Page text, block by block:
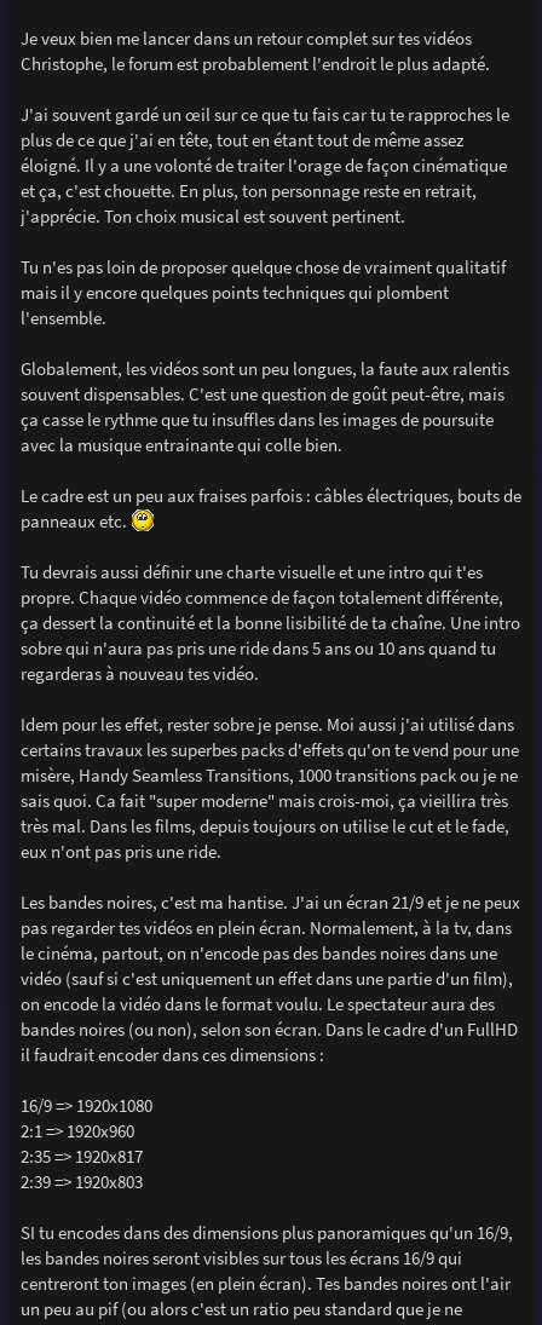
Je veux bien me lancer dans un retour complet sur tes vidéos
Christophe, le forum est probablement l'endroit le plus adapté.
J'ai souvent gardé un œil sur ce que tu fais car tu te rapproches le
plus de ce que j'ai en tête, tout en étant tout de même assez
éloigné. Il y a une volonté de traiter l'orage de façon cinématique
et ça, c'est chouette. En plus, ton personnage reste en retrait,
j'apprécie. Ton choix musical est souvent pertinent.
Tu n'es pas loin de proposer quelque chose de vraiment qualitatif
mais il y encore quelques points techniques qui plombent
l'ensemble.
Globalement, les vidéos sont un peu longues, la faute aux ralentis
souvent dispensables. C'est une question de goût peut-être, mais
ça casse le rythme que tu insuffles dans les images de poursuite
avec la musique entrainante qui colle bien.
Le cadre est un peu aux fraises parfois : câbles électriques, bouts de
panneaux etc.
Tu devrais aussi définir une charte visuelle et une intro qui t'es
propre. Chaque vidéo commence de façon totalement différente,
ça dessert la continuité et la bonne lisibilité de ta chaîne. Une intro
sobre qui n'aura pas pris une ride dans 5 ans ou 10 ans quand tu
regarderas à nouveau tes vidéo.
Idem pour les effet, rester sobre je pense. Moi aussi j'ai utilisé dans
certains travaux les superbes packs d'effets qu'on te vend pour une
misère, Handy Seamless Transitions, 1000 transitions pack ou je ne
sais quoi. Ca fait "super moderne" mais crois-moi, ça vieillira très
très mal. Dans les films, depuis toujours on utilise le cut et le fade,
eux n'ont pas pris une ride.
Les bandes noires, c'est ma hantise. J'ai un écran 21/9 et je ne peux
pas regarder tes vidéos en plein écran. Normalement, à la tv, dans
le cinéma, partout, on n'encode pas des bandes noires dans une
vidéo (sauf si c'est uniquement un effet dans une partie d'un film),
on encode la vidéo dans le format voulu. Le spectateur aura des
bandes noires (ou non), selon son écran. Dans le cadre d'un FullHD
il faudrait encoder dans ces dimensions :
16/9 => 1920x1080
2:1 => 1920x960
2:35 => 1920x817
2:39 => 1920x803
SI tu encodes dans des dimensions plus panoramiques qu'un 16/9,
les bandes noires seront visibles sur tous les écrans 16/9 qui
centreront ton images (en plein écran). Tes bandes noires ont l'air
un peu au pif (ou alors c'est un ratio peu standard que je ne